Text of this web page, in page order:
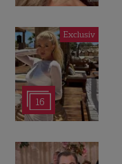
Exclusiv
16